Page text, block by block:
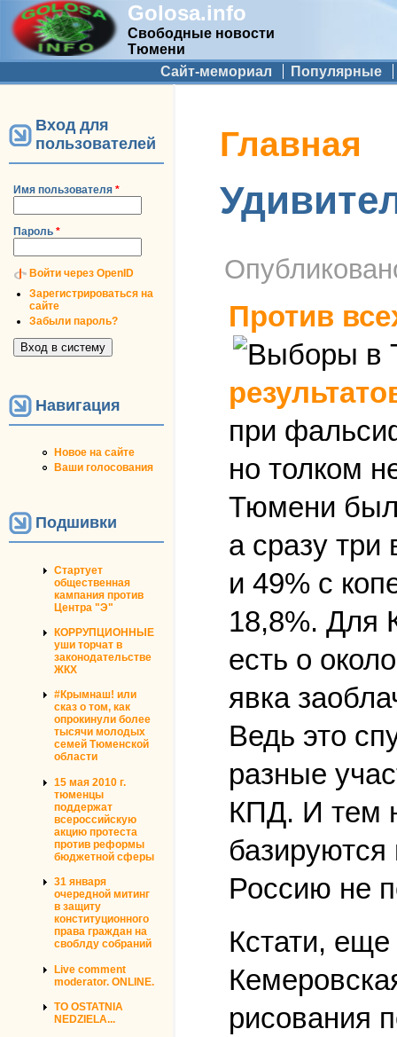
Golosa.info
Свободные новости
Тюмени
Дополнительное меню
Сайт-мемориал Популярные
Вход для
пользователей
Имя пользователя *
Пароль *
Войти через OpenID
Зарегистрироваться на
сайте
Забыли пароль?
Навигация
Новое на сайте
Ваши голосования
Подшивки
Стартует
общественная
кампания против
Центра "Э"
КОРРУПЦИОННЫЕ
уши торчат в
законодательстве
ЖКХ
#Крымнаш! или
сказ о том, как
опрокинули более
тысячи молодых
семей Тюменской
области
15 мая 2010 г.
тюменцы
поддержат
всероссийскую
акцию протеста
против реформы
бюджетной сферы
31 января
очередной митинг
в защиту
конституционного
права граждан на
своблду собраний
Live comment
moderator. ONLINE.
TO OSTATNIA
NEDZIELA...
Вы здесь
Главная
Против
при
но толком
Тюмени
а сразу три
и 49% с
18,8%. Для
есть о
явка
Ведь это
разные
КПД. И тем
Россию не
Кстати,
рисования